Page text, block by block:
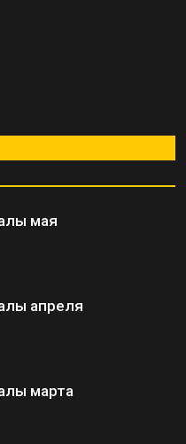
мая
апреля
марта